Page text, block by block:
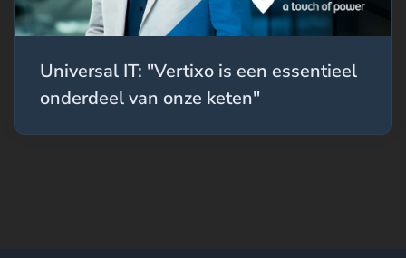
Universal IT: "Vertixo is een essentieel
onderdeel van onze keten"